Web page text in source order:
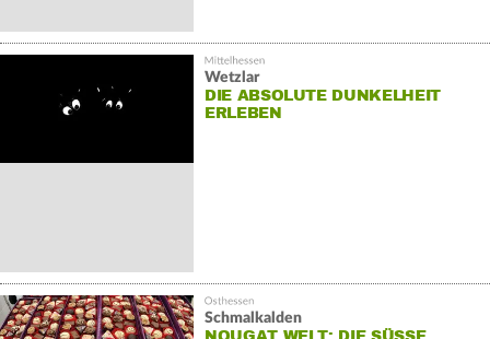
Wetzlar
DIE ABSOLUTE DUNKELHEIT
ERLEBEN
Schmalkalden